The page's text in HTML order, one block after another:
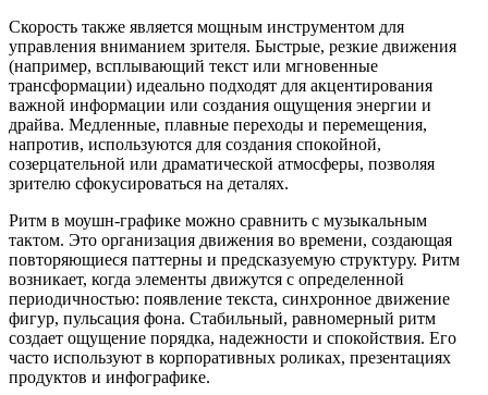
Скорость также является мощным инструментом для
управления вниманием зрителя. Быстрые, резкие движения
(например, всплывающий текст или мгновенные
трансформации) идеально подходят для акцентирования
важной информации или создания ощущения энергии и
драйва. Медленные, плавные переходы и перемещения,
напротив, используются для создания спокойной,
созерцательной или драматической атмосферы, позволяя
зрителю сфокусироваться на деталях.
Ритм в моушн-графике можно сравнить с музыкальным
тактом. Это организация движения во времени, создающая
повторяющиеся паттерны и предсказуемую структуру. Ритм
возникает, когда элементы движутся с определенной
периодичностью: появление текста, синхронное движение
фигур, пульсация фона. Стабильный, равномерный ритм
создает ощущение порядка, надежности и спокойствия. Его
часто используют в корпоративных роликах, презентациях
продуктов и инфографике.